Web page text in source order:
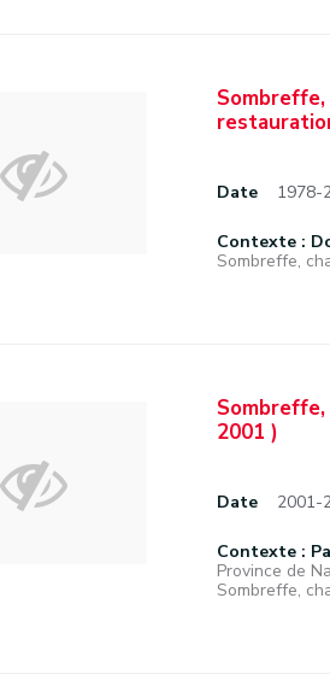
Date 1978-
Contexte :
Sombreffe,
2001 )
Date 2001-
Contexte :
Province de
Sombreffe,